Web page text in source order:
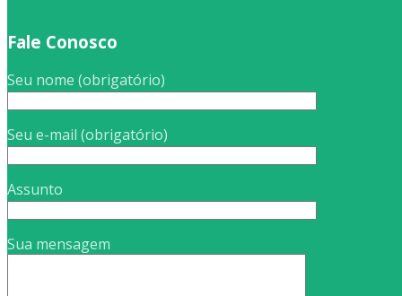
Fale Conosco
Seu nome (obrigatório)
Seu e-mail (obrigatório)
Assunto
Sua mensagem